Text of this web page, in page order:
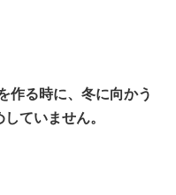
作る時に、冬に向かう
ていません。